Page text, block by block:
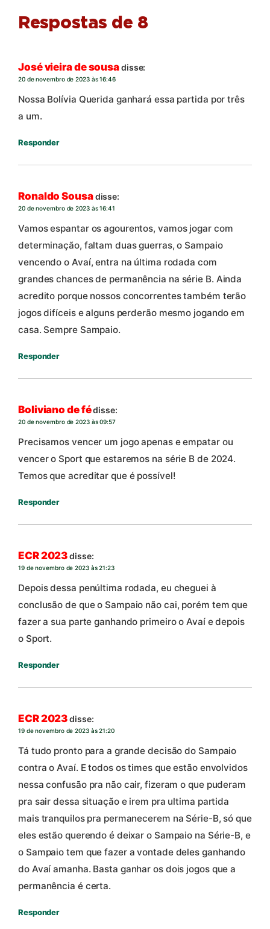
Respostas de 8
José vieira de sousadisse:
20 de novembro de 2023 às 16:46
Nossa Bolívia Querida ganhará essa partida por três
a um.
Responder
Ronaldo Sousadisse:
20 de novembro de 2023 às 16:41
Vamos espantar os agourentos, vamos jogar com
determinação, faltam duas guerras, o Sampaio
vencendo o Avaí, entra na última rodada com
grandes chances de permanência na série B. Ainda
acredito porque nossos concorrentes também terão
jogos difíceis e alguns perderão mesmo jogando em
casa. Sempre Sampaio.
Responder
Boliviano de fédisse:
20 de novembro de 2023 às 09:57
Precisamos vencer um jogo apenas e empatar ou
vencer o Sport que estaremos na série B de 2024.
Temos que acreditar que é possível!
Responder
ECR 2023disse:
19 de novembro de 2023 às 21:23
Depois dessa penúltima rodada, eu cheguei à
conclusão de que o Sampaio não cai, porém tem que
fazer a sua parte ganhando primeiro o Avaí e depois
o Sport.
Responder
ECR 2023disse:
19 de novembro de 2023 às 21:20
Tá tudo pronto para a grande decisão do Sampaio
contra o Avaí. E todos os times que estão envolvidos
nessa confusão pra não cair, fizeram o que puderam
pra sair dessa situação e irem pra ultima partida
mais tranquilos pra permanecerem na Série-B, só que
eles estão querendo é deixar o Sampaio na Série-B, e
o Sampaio tem que fazer a vontade deles ganhando
do Avaí amanha. Basta ganhar os dois jogos que a
permanência é certa.
Responder